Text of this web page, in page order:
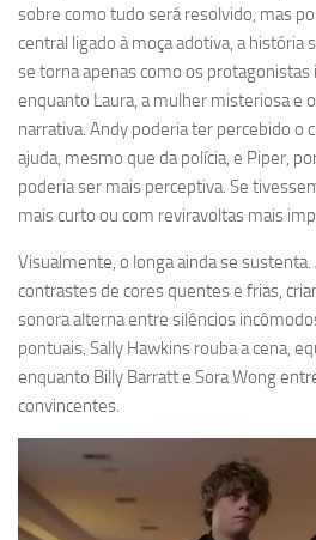
sobre como tudo será resolvido, mas
central ligado à moça adotiva, a história
se torna apenas como os protagonistas
enquanto Laura, a mulher misteriosa e
narrativa. Andy poderia ter percebido o
ajuda, mesmo que da polícia, e Piper,
poderia ser mais perceptiva. Se
mais curto ou com reviravoltas mais
Visualmente, o longa ainda se
contrastes de cores quentes e frias,
sonora alterna entre silêncios
pontuais. Sally Hawkins rouba a cena,
enquanto Billy Barratt e Sora Wong
convincentes.